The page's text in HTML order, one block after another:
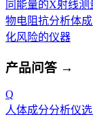
同能量的X射线
物电阻抗分析体
化风险的仪器
产品问答 →
Q
人体成分分析仪